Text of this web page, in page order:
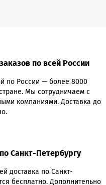
по всей России
по России — более 8000
Мы сотрудничаем с
компаниями. Доставка до
Санкт-Петербургу
доставка по Санкт-
бесплатно. Дополнительно